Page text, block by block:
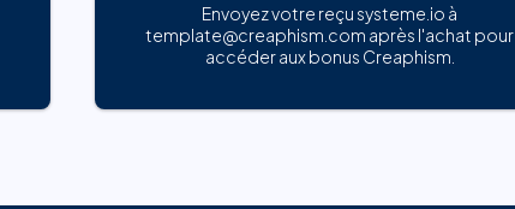
Envoyez votre reçu systeme.io à
template@creaphism.com après l'achat pour
accéder aux bonus Creaphism.